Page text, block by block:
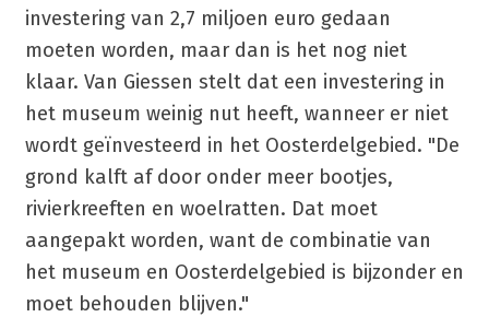
investering van 2,7 miljoen euro gedaan
moeten worden, maar dan is het nog niet
klaar. Van Giessen stelt dat een investering in
het museum weinig nut heeft, wanneer er niet
wordt geïnvesteerd in het Oosterdelgebied. "De
grond kalft af door onder meer bootjes,
rivierkreeften en woelratten. Dat moet
aangepakt worden, want de combinatie van
het museum en Oosterdelgebied is bijzonder en
moet behouden blijven."